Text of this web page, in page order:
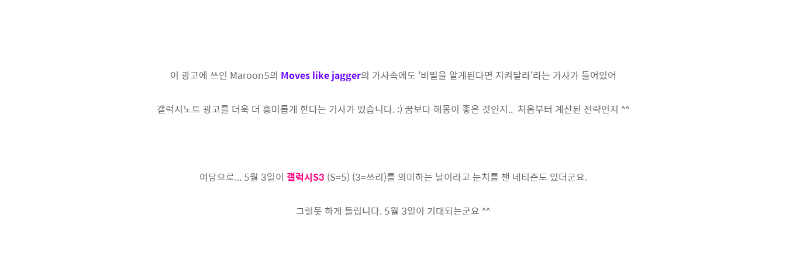
이 광고에 쓰인 Maroon5의 Moves like jagger의 가사속에도 '비밀을 알게된다면 지켜달라'라는 가사가 들어있어
갤럭시노트 광고를 더욱 더 흥미롭게 한다는 기사가 떴습니다. :) 꿈보다 해몽이 좋은 것인지.. 처음부터 계산된 전략인지 ^^
여담으로... 5월 3일이 갤럭시S3 (S=5) (3=쓰리)를 의미하는 날이라고 눈치를 챈 네티즌도 있더군요.
그럴듯 하게 들립니다. 5월 3일이 기대되는군요 ^^